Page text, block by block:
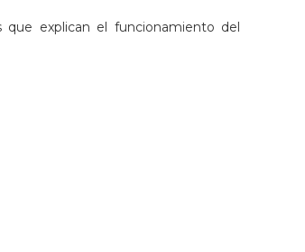
que explican el funcionamiento del